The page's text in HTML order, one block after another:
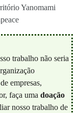
Yanomami
trabalho não seria
empresas,
faça uma doação
nosso trabalho de